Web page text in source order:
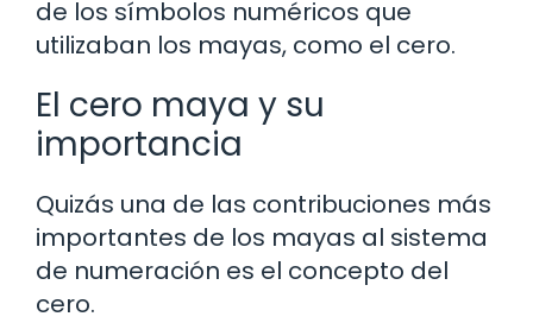
de los símbolos numéricos que
utilizaban los mayas, como el cero.
El cero maya y su
importancia
Quizás una de las contribuciones más
importantes de los mayas al sistema
de numeración es el concepto del
cero.